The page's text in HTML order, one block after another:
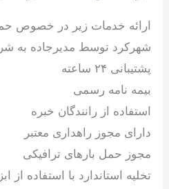
ارائه خدمات زیر در خصوص
شهرکرد توسط مدیرجاده به
پشتیبانی ۲۴ ساعته
بیمه نامه رسمی
استفاده از رانندگان خبره
دارای مجوز راهداری معتبر
مجوز حمل بارهای ترافیکی
تخلیه استاندارد با استفاده از